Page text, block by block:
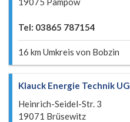
Tel: 03865 787154
16 km Umkreis von Bobzin
Klauck Energie Technik UG
Heinrich-Seidel-Str. 3
19071 Brüsewitz